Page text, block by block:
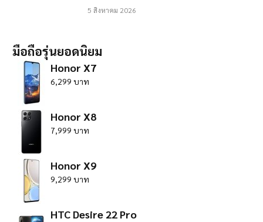
5 สิงหาคม 2026
มือถือรุ่นยอดนิยม
Honor X7
6,299 บาท
Honor X8
7,999 บาท
Honor X9
9,299 บาท
HTC Desire 22 Pro